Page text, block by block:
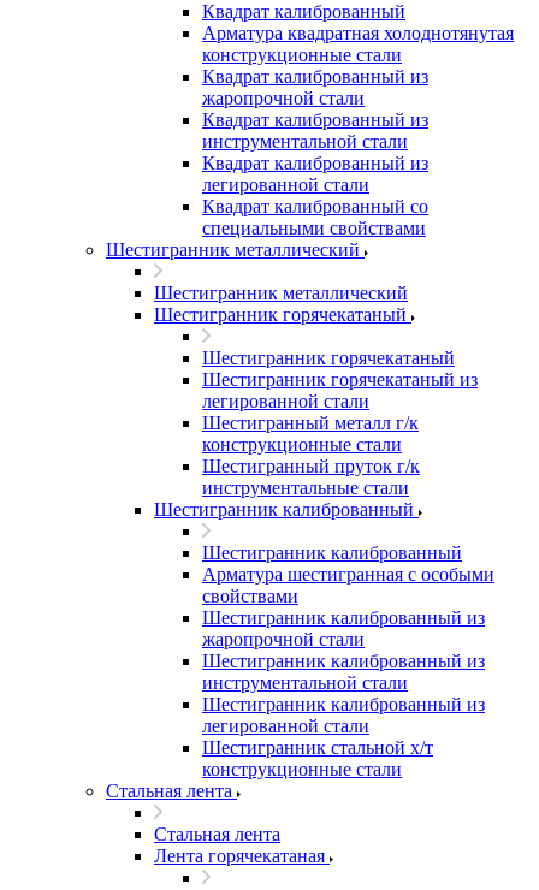
Квадрат калиброванный
Арматура квадратная холоднотянутая
конструкционные стали
Квадрат калиброванный из
жаропрочной стали
Квадрат калиброванный из
инструментальной стали
Квадрат калиброванный из
легированной стали
Квадрат калиброванный со
специальными свойствами
Шестигранник металлический
Шестигранник металлический
Шестигранник горячекатаный
Шестигранник горячекатаный
Шестигранник горячекатаный из
легированной стали
Шестигранный металл г/к
конструкционные стали
Шестигранный пруток г/к
инструментальные стали
Шестигранник калиброванный
Шестигранник калиброванный
Арматура шестигранная с особыми
свойствами
Шестигранник калиброванный из
жаропрочной стали
Шестигранник калиброванный из
инструментальной стали
Шестигранник калиброванный из
легированной стали
Шестигранник стальной х/т
конструкционные стали
Стальная лента
Стальная лента
Лента горячекатаная